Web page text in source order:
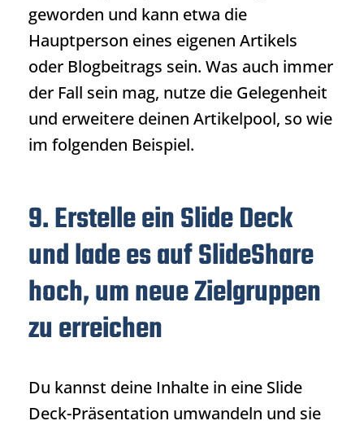
geworden und kann etwa die
Hauptperson eines eigenen Artikels
oder Blogbeitrags sein. Was auch immer
der Fall sein mag, nutze die Gelegenheit
und erweitere deinen Artikelpool, so wie
im folgenden Beispiel.
9. Erstelle ein Slide Deck
und lade es auf SlideShare
hoch, um neue Zielgruppen
zu erreichen
Du kannst deine Inhalte in eine Slide
Deck-Präsentation umwandeln und sie